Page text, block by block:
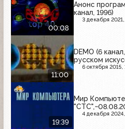
00:08
Анонс
канал, 1996)
3 декабря 2021,
11:00
DEMO (6
русском
6 октября 2015,
19:39
Мир
4 декабря 2024,